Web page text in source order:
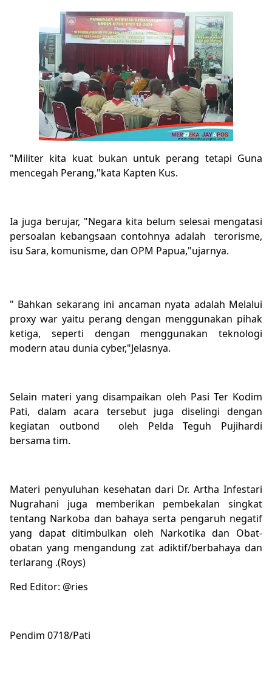
"Militer kita kuat bukan untuk perang tetapi Guna
mencegah Perang,"kata Kapten Kus.
Ia juga berujar, "Negara kita belum selesai mengatasi
persoalan kebangsaan contohnya adalah terorisme,
isu Sara, komunisme, dan OPM Papua,"ujarnya.
" Bahkan sekarang ini ancaman nyata adalah Melalui
proxy war yaitu perang dengan menggunakan pihak
ketiga, seperti dengan menggunakan teknologi
modern atau dunia cyber,"Jelasnya.
Selain materi yang disampaikan oleh Pasi Ter Kodim
Pati, dalam acara tersebut juga diselingi dengan
kegiatan outbond oleh Pelda Teguh Pujihardi
bersama tim.
Materi penyuluhan kesehatan dari Dr. Artha Infestari
Nugrahani juga memberikan pembekalan singkat
tentang Narkoba dan bahaya serta pengaruh negatif
yang dapat ditimbulkan oleh Narkotika dan Obat-
obatan yang mengandung zat adiktif/berbahaya dan
terlarang .(Roys)
Red Editor: @ries
Pendim 0718/Pati